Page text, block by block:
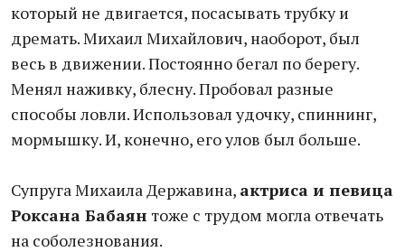
который не двигается, посасывать трубку и
дремать. Михаил Михайлович, наоборот, был
весь в движении. Постоянно бегал по берегу.
Менял наживку, блесну. Пробовал разные
способы ловли. Использовал удочку, спиннинг,
мормышку. И, конечно, его улов был больше.
Супруга Михаила Державина, актриса и певица
Роксана Бабаян тоже с трудом могла отвечать
на соболезнования.